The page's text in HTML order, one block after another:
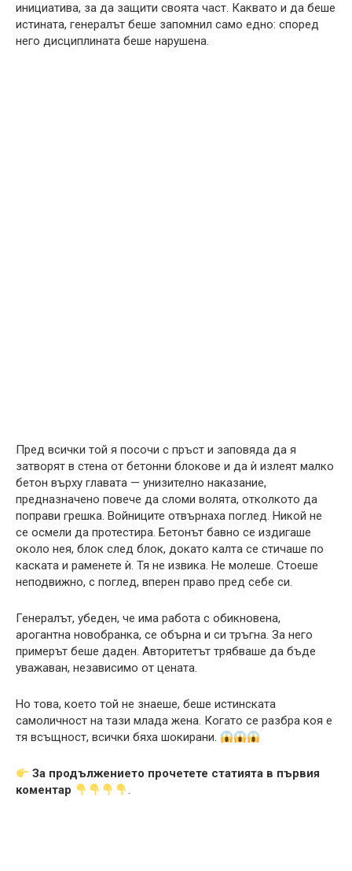
инициатива, за да защити своята част. Каквато и да беше
истината, генералът беше запомнил само едно: според
него дисциплината беше нарушена.
Пред всички той я посочи с пръст и заповяда да я
затворят в стена от бетонни блокове и да ѝ излеят малко
бетон върху главата — унизително наказание,
предназначено повече да сломи волята, отколкото да
поправи грешка. Войниците отвърнаха поглед. Никой не
се осмели да протестира. Бетонът бавно се издигаше
около нея, блок след блок, докато калта се стичаше по
каската и раменете ѝ. Тя не извика. Не молеше. Стоеше
неподвижно, с поглед, вперен право пред себе си.
Генералът, убеден, че има работа с обикновена,
арогантна новобранка, се обърна и си тръгна. За него
примерът беше даден. Авторитетът трябваше да бъде
уважаван, независимо от цената.
Но това, което той не знаеше, беше истинската
самоличност на тази млада жена. Когато се разбра коя е
тя всъщност, всички бяха шокирани.
За продължението прочетете статията в първия
коментар
.